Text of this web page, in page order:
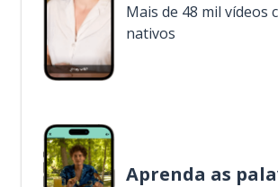
Mais de 48 mil vídeos
nativos
Aprenda as